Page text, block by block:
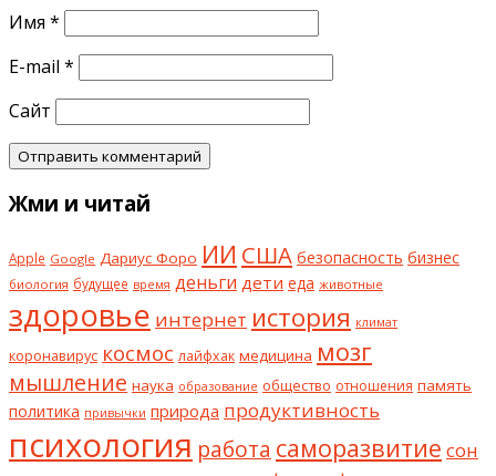
Имя *
E-mail *
Сайт
Жми и читай
Apple Google Дариус Форо ИИ США безопасность бизнес
биология будущее время деньги дети еда животные
здоровье интернет история климат
коронавирус космос лайфхак медицина мозг
мышление наука образование общество отношения память
политика привычки природа продуктивность
психология работа саморазвитие сон